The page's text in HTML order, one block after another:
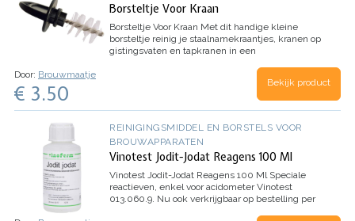
Borsteltje Voor Kraan
Borsteltje Voor Kraan Met dit handige kleine
borsteltje reinig je staalnamekraantjes, kranen op
gistingsvaten en tapkranen in een
Door: Brouwmaatje
€ 3.50 Bekijk product
REINIGINGSMIDDEL EN BORSTELS VOOR
BROUWAPPARATEN
Vinotest Jodit-Jodat Reagens 100 Ml
Vinotest Jodit-Jodat Reagens 100 MlSpeciale
reactieven, enkel voor acidometer Vinotest
013.060.9. Nu ook verkrijgbaar op bestelling per